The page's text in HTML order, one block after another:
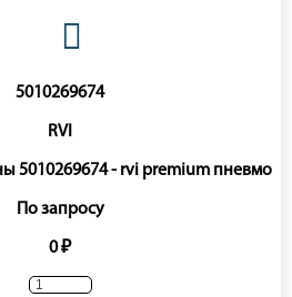
5010269674
RVI
5010269674 - rvi premium пневмо
По запросу
0 ₽